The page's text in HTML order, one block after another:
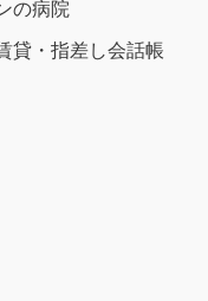
の病院
貸・指差し会話帳